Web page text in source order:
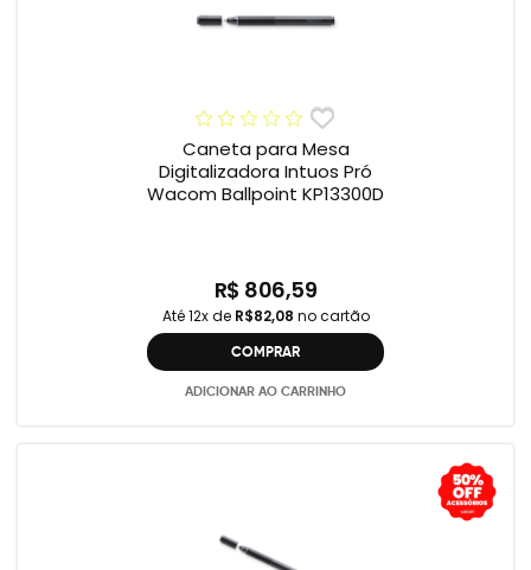
Caneta para Mesa
Digitalizadora Intuos Pró
Wacom Ballpoint KP13300D
R$ 806,59
Até 12x de R$82,08 no cartão
COMPRAR
ADICIONAR AO CARRINHO